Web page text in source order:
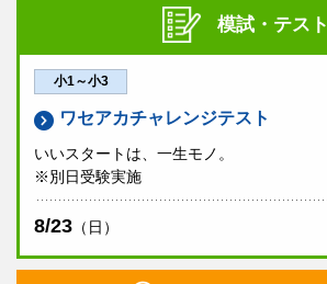
模試・テスト
小1～小3
ワセアカチャレンジテスト
いいスタートは、一生モノ。
※別日受験実施
8/23 （日）